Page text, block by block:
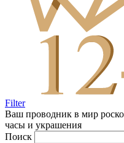
Filter
Ваш проводник в мир
часы и украшения
Поиск